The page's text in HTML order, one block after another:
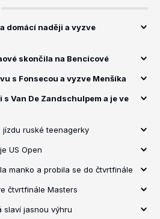
domácí naději a vyzve
skončila na Bencicové
s Fonsecou a vyzve Menšíka
s Van De Zandschulpem a je ve
jízdu ruské teenagerky
US Open
manko a probila se do čtvrtfinále
čtvrtfinále Masters
slaví jasnou výhru